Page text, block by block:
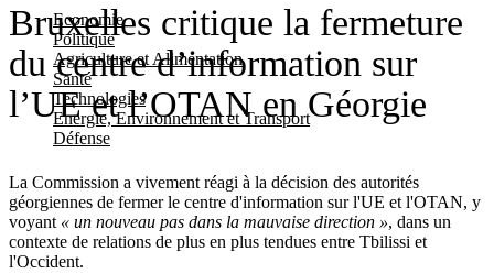
Economie
Politique
Agriculture et Alimentation
Santé
Technologies
Energie, Environnement et Transport
Défense
Bruxelles critique la fermeture
du centre d’information sur
l’UE et l’OTAN en Géorgie
La Commission a vivement réagi à la décision des autorités
géorgiennes de fermer le centre d'information sur l'UE et l'OTAN, y
voyant « un nouveau pas dans la mauvaise direction », dans un
contexte de relations de plus en plus tendues entre Tbilissi et
l'Occident.